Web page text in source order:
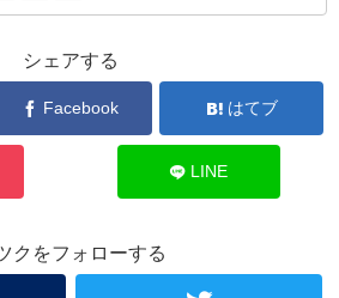
シェアする
Facebook はてブ
LINE
クをフォローする